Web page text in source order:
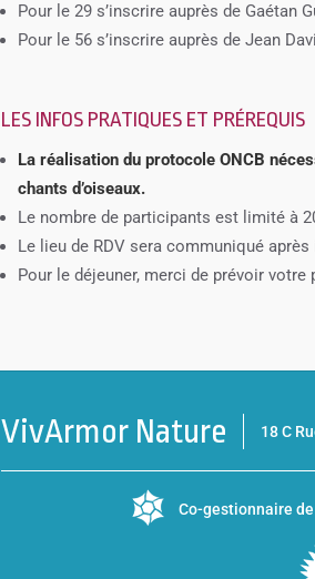
Pour le 29 s’inscrire auprès de Gaétan
Pour le 56 s’inscrire auprès de Jean
LES INFOS PRATIQUES ET PRÉREQUIS
La réalisation du protocole ONCB
chants d’oiseaux.
Le nombre de participants est limité à
Le lieu de RDV sera communiqué
Pour le déjeuner, merci de prévoir votre
VivArmor Nature 18 C
Co-gestionnaire